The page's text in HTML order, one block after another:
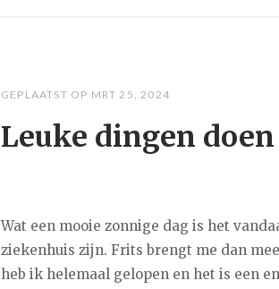
GEPLAATST OP MRT 25, 2024
Leuke dingen doen
Wat een mooie zonnige dag is het
ziekenhuis zijn. Frits brengt me dan
heb ik helemaal gelopen en het is een